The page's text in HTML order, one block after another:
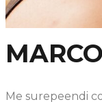
Me surepeendi